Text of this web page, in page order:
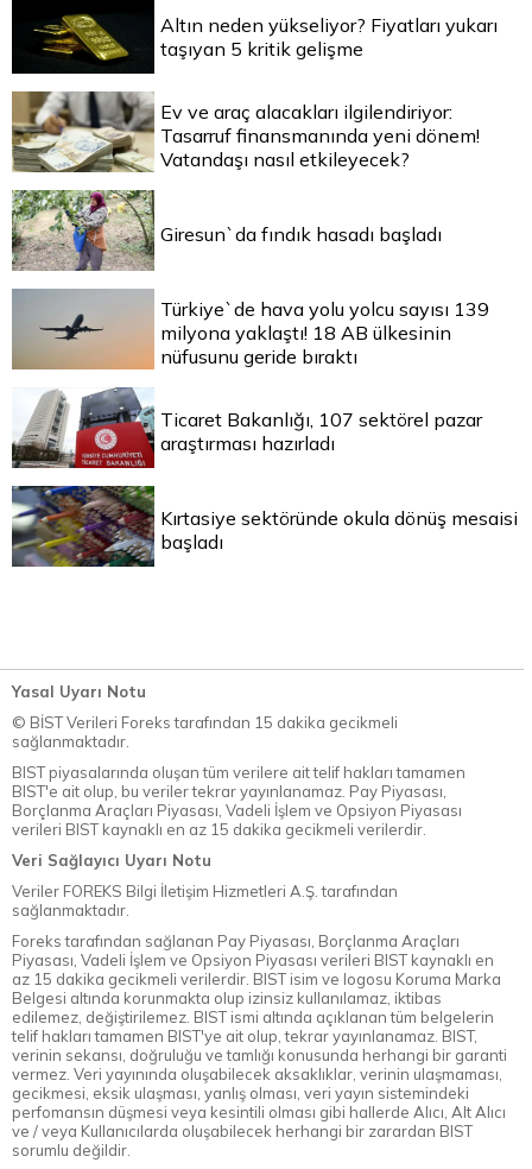
Altın neden yükseliyor? Fiyatları yukarı
taşıyan 5 kritik gelişme
Ev ve araç alacakları ilgilendiriyor:
Tasarruf finansmanında yeni dönem!
Vatandaşı nasıl etkileyecek?
Giresun`da fındık hasadı başladı
Türkiye`de hava yolu yolcu sayısı 139
milyona yaklaştı! 18 AB ülkesinin
nüfusunu geride bıraktı
Ticaret Bakanlığı, 107 sektörel pazar
araştırması hazırladı
Kırtasiye sektöründe okula dönüş mesaisi
başladı
Yasal Uyarı Notu
© BİST Verileri Foreks tarafından 15 dakika gecikmeli
sağlanmaktadır.
BIST piyasalarında oluşan tüm verilere ait telif hakları tamamen
BIST'e ait olup, bu veriler tekrar yayınlanamaz. Pay Piyasası,
Borçlanma Araçları Piyasası, Vadeli İşlem ve Opsiyon Piyasası
verileri BIST kaynaklı en az 15 dakika gecikmeli verilerdir.
Veri Sağlayıcı Uyarı Notu
Veriler FOREKS Bilgi İletişim Hizmetleri A.Ş. tarafından
sağlanmaktadır.
Foreks tarafından sağlanan Pay Piyasası, Borçlanma Araçları
Piyasası, Vadeli İşlem ve Opsiyon Piyasası verileri BIST kaynaklı en
az 15 dakika gecikmeli verilerdir. BIST isim ve logosu Koruma Marka
Belgesi altında korunmakta olup izinsiz kullanılamaz, iktibas
edilemez, değiştirilemez. BIST ismi altında açıklanan tüm belgelerin
telif hakları tamamen BIST'ye ait olup, tekrar yayınlanamaz. BIST,
verinin sekansı, doğruluğu ve tamlığı konusunda herhangi bir garanti
vermez. Veri yayınında oluşabilecek aksaklıklar, verinin ulaşmaması,
gecikmesi, eksik ulaşması, yanlış olması, veri yayın sistemindeki
perfomansın düşmesi veya kesintili olması gibi hallerde Alıcı, Alt Alıcı
ve / veya Kullanıcılarda oluşabilecek herhangi bir zarardan BIST
sorumlu değildir.